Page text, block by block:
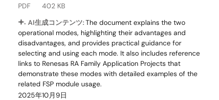
PDF
402 KB
AI生成コンテンツ:The document explains the two
operational modes, highlighting their advantages and
disadvantages, and provides practical guidance for
selecting and using each mode. It also includes reference
links to Renesas RA Family Application Projects that
demonstrate these modes with detailed examples of the
related FSP module usage.
2025年10月9日